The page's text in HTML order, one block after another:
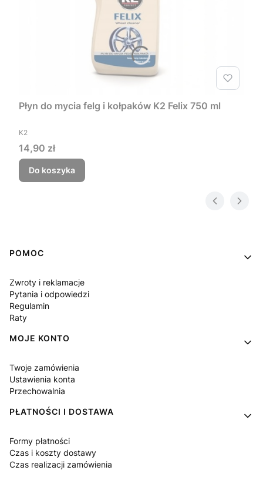
Płyn do mycia felg i kołpaków K2 Felix 750 ml
PRODUCENT
K2
Cena
14,90 zł
Do koszyka
Linki w stopce
POMOC
Zwroty i reklamacje
Pytania i odpowiedzi
Regulamin
Raty
MOJE KONTO
Twoje zamówienia
Ustawienia konta
Przechowalnia
PŁATNOŚCI I DOSTAWA
Formy płatności
Czas i koszty dostawy
Czas realizacji zamówienia